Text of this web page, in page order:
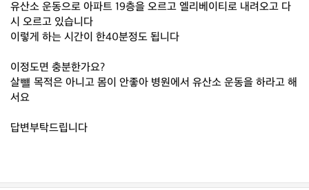
유산소 운동으로 아파트 19층을 오르고 엘리베이티로 내려오고 다
시 오르고 있습니다
이렇게 하는 시간이 한40분정도 됩니다
이정도면 충분한가요?
살뺼 목적은 아니고 몸이 안좋아 병원에서 유산소 운동을 하라고 해
서요
답변부탁드립니다